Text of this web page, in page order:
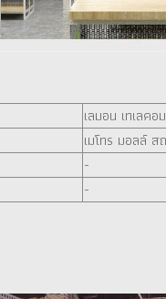
เลมอน เทเลคอม
เมโทร มอลล์
-
-